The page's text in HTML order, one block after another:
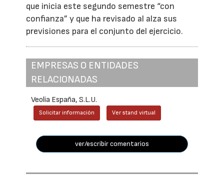
que inicia este segundo semestre “con
confianza” y que ha revisado al alza sus
previsiones para el conjunto del ejercicio.
EMPRESAS O ENTIDADES
RELACIONADAS
Veolia España, S.L.U.
Solicitar información Ver stand virtual
ver/escribir comentarios